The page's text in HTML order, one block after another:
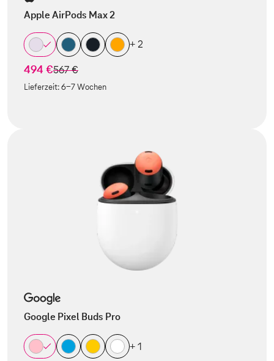
Apple AirPods Max 2
+ 2
494 €statt
567 €
Lieferzeit:6-7 Wochen
Google Pixel Buds Pro
+ 1